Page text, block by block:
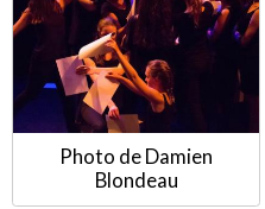
Photo de Damien
Blondeau